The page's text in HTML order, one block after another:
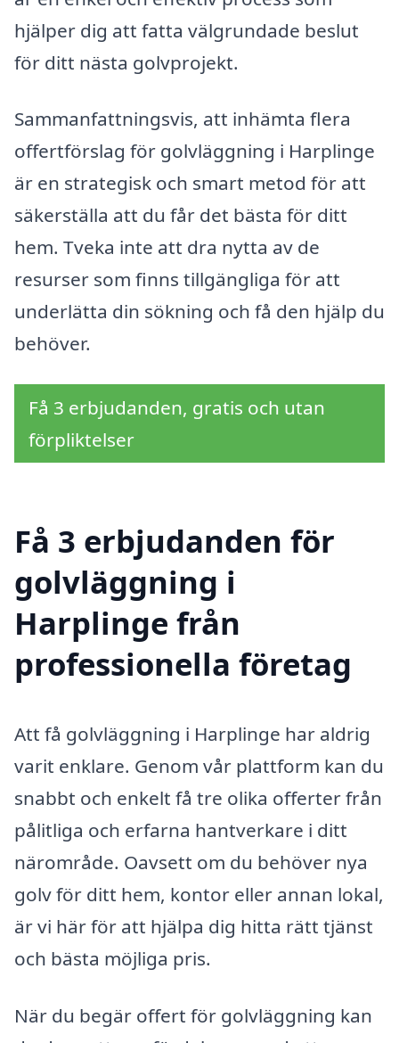
hjälper dig att fatta välgrundade beslut
för ditt nästa golvprojekt.
Sammanfattningsvis, att inhämta flera
offertförslag för golvläggning i Harplinge
är en strategisk och smart metod för att
säkerställa att du får det bästa för ditt
hem. Tveka inte att dra nytta av de
resurser som finns tillgängliga för att
underlätta din sökning och få den hjälp du
behöver.
Få 3 erbjudanden, gratis och utan
förpliktelser
Få 3 erbjudanden för
golvläggning i
Harplinge från
professionella företag
Att få golvläggning i Harplinge har aldrig
varit enklare. Genom vår plattform kan du
snabbt och enkelt få tre olika offerter från
pålitliga och erfarna hantverkare i ditt
närområde. Oavsett om du behöver nya
golv för ditt hem, kontor eller annan lokal,
är vi här för att hjälpa dig hitta rätt tjänst
och bästa möjliga pris.
När du begär offert för golvläggning kan